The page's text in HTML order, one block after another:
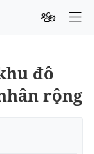
đô
rộng